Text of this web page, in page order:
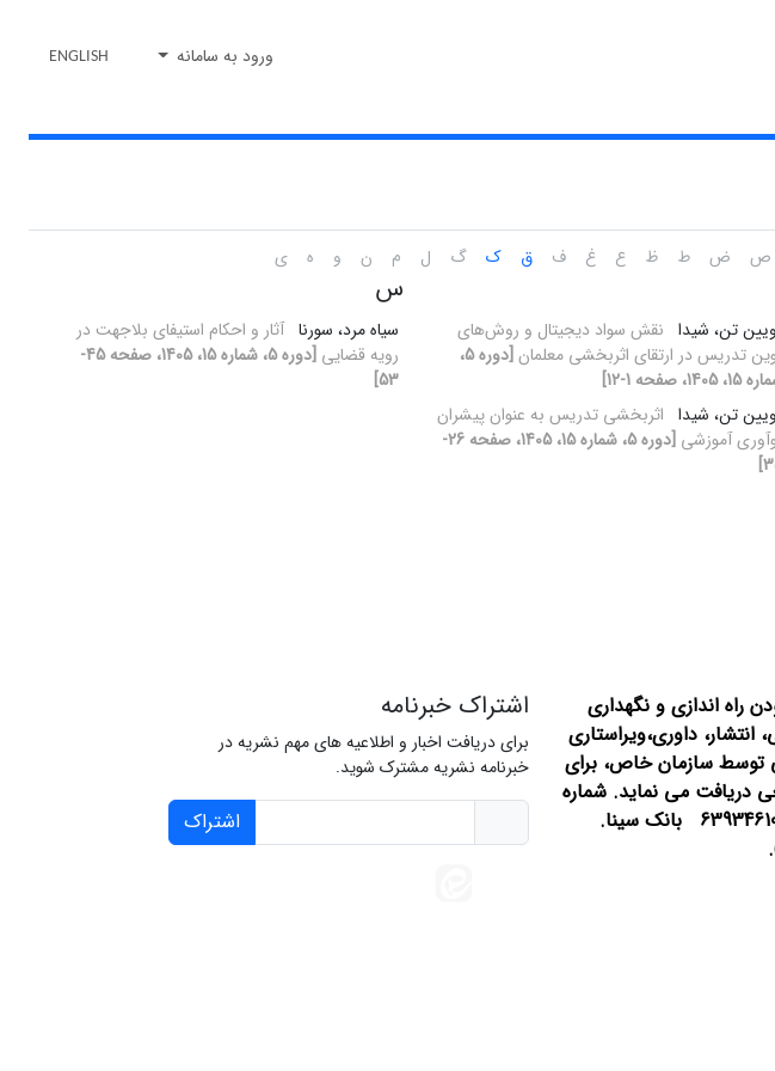
ورود به سامانه ENGLISH
ص ض ط ظ ع غ ف ق ک گ ل م ن و ه ی
تن، شیدا نقش سواد دیجیتال و روش‌های
تدریس در ارتقای اثربخشی معلمان
[دوره 5،
1405، صفحه 1-12]
تن، شیدا اثربخشی تدریس به عنوان پیشران
آموزشی
[دوره 5، شماره 15، 1405، صفحه 26-
س
سیاه مرد، سورنا آثار و احکام استیفای بلاجهت در
رویه قضایی
[دوره 5، شماره 15، 1405، صفحه 45-
53]
راه اندازی و نگهداری
انتشار، داوری،ویراستاری
توسط سازمان خاص، برای
دریافت می نماید. شماره
کارت 6393461041664588 بانک سینا.
اشتراک خبرنامه
برای دریافت اخبار و اطلاعیه های مهم نشریه در
خبرنامه نشریه مشترک شوید.
اشتراک